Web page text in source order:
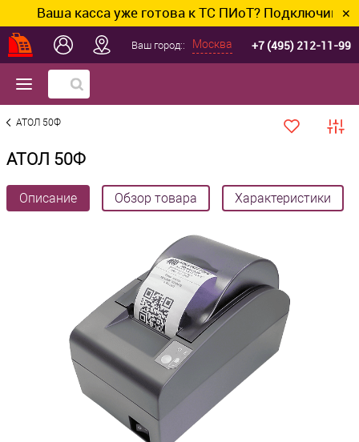
касса уже готова к ТС ПИоТ? Подключим и ✕
Ваш город:: Москва +7 (495) 212-11-99
АТОЛ 50Ф
АТОЛ 50Ф
Описание Обзор товара Характеристики